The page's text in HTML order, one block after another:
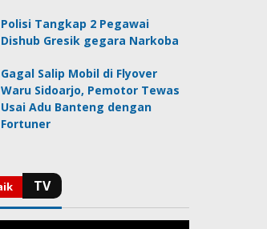
Polisi Tangkap 2 Pegawai
Dishub Gresik gegara Narkoba
Gagal Salip Mobil di Flyover
Waru Sidoarjo, Pemotor Tewas
Usai Adu Banteng dengan
Fortuner